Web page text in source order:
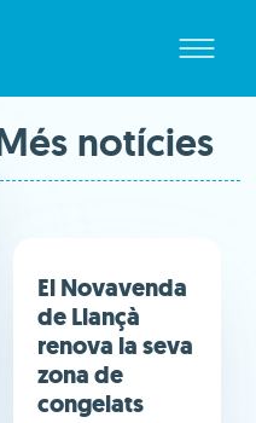
notícies
El Novavenda
de Llançà
renova la seva
zona de
congelats